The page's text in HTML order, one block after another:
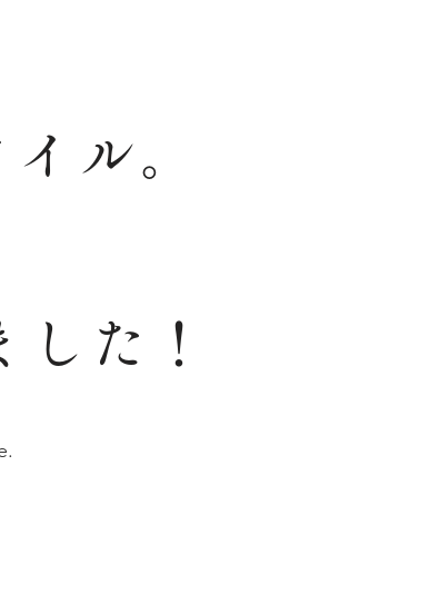
ル。
した！